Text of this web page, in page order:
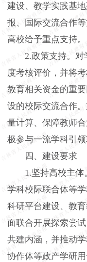
建设、教学实践基
报、国际交流合作
高校给予重点支持。
2.政策支持。对
度考核评价，并将
教育相关资金的重
设的校际交流合作
量计算、保障教师
极参与一流学科引领
四、建设要求
1.坚持高校主体
学科校际联合体等
科研平台建设、教
面联合开展探索尝
共建内涵，并推动
协作体等政产学研